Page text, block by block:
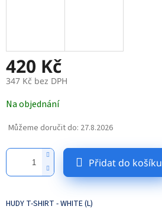
420 Kč
347 Kč bez DPH
cena:
Na objednání
Můžeme doručit do: 27.8.2026
Přidat do košíku
HUDY T-SHIRT - WHITE (L)